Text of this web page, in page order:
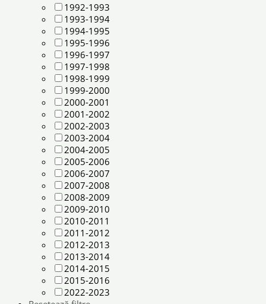
1992-1993
1993-1994
1994-1995
1995-1996
1996-1997
1997-1998
1998-1999
1999-2000
2000-2001
2001-2002
2002-2003
2003-2004
2004-2005
2005-2006
2006-2007
2007-2008
2008-2009
2009-2010
2010-2011
2011-2012
2012-2013
2013-2014
2014-2015
2015-2016
2022-2023